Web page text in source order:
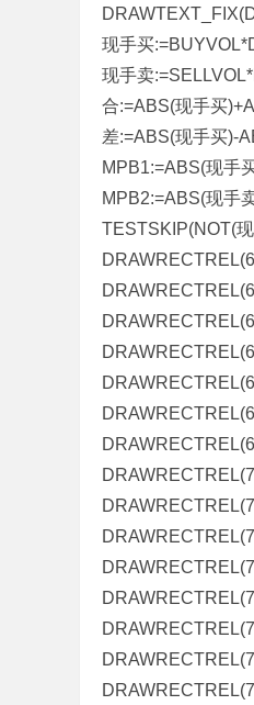
现手买
现手卖
合:=ABS(现手买
差:=ABS(现手买)-
MPB1:=ABS(现手
MPB2:=ABS(现手
TESTSKIP(NOT(